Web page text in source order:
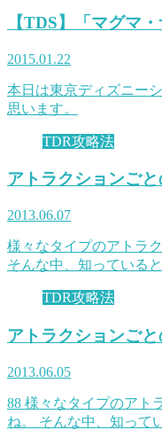
【TDS】「マグマ
2015.01.22
本日は東京ディズニー
思います。
TDR攻略法
アトラクションご
2013.06.07
様々なタイプのアトラ
そんな中、知っている
TDR攻略法
アトラクションご
2013.06.05
88 様々なタイプのアト
ね。 そんな中、知って